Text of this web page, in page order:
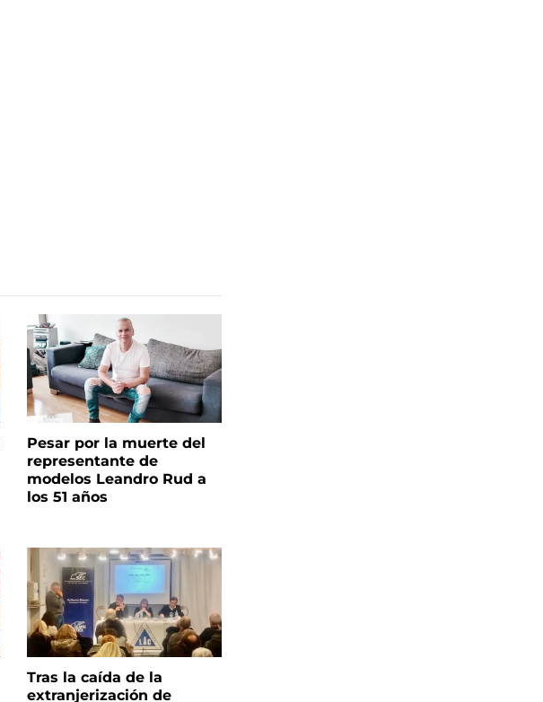
Pesar por la muerte del
representante de
modelos Leandro Rud a
los 51 años
Tras la caída de la
extranjerización de